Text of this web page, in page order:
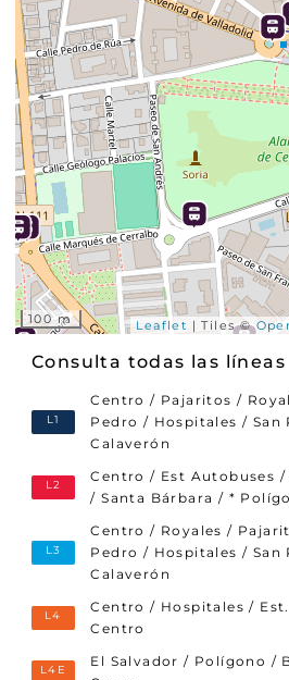
e
r
e
s
i
r
?
100 m Leaflet | Tiles ©
Consulta todas las líneas
L1
Centro / Pajaritos /
Pedro / Hospitales / San
Calaverón
L2
Centro / Est Autobuses /
/ Santa Bárbara / *
L3
Centro / Royales /
Pedro / Hospitales / San
Calaverón
L4
Centro / Hospitales /
Centro
L4E
El Salvador / Polígono /